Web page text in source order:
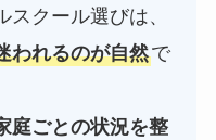
クール選びは、
われるのが自然で
庭ごとの状況を整